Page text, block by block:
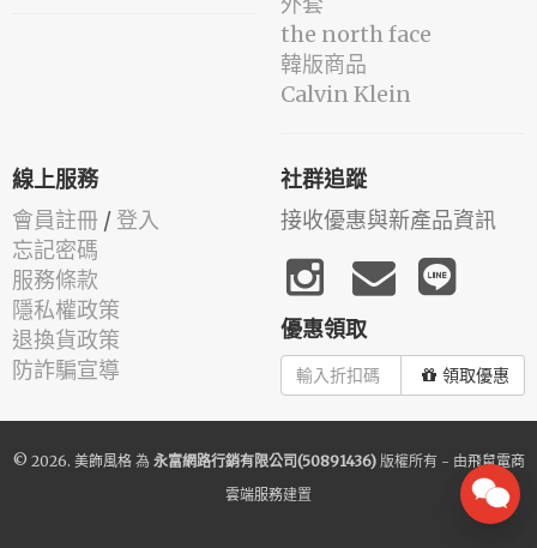
the north face
韓版商品
Calvin Klein
線上服務
會員註冊 / 登入
忘記密碼
服務條款
隱私權政策
退換貨政策
防詐騙宣導
社群追蹤
接收優惠與新產品資訊
優惠領取
領取優惠
© 2026. 美飾風格為 永富網路行銷有限公司(50891436)版權所有 - 由飛鼠電商
雲端服務建置